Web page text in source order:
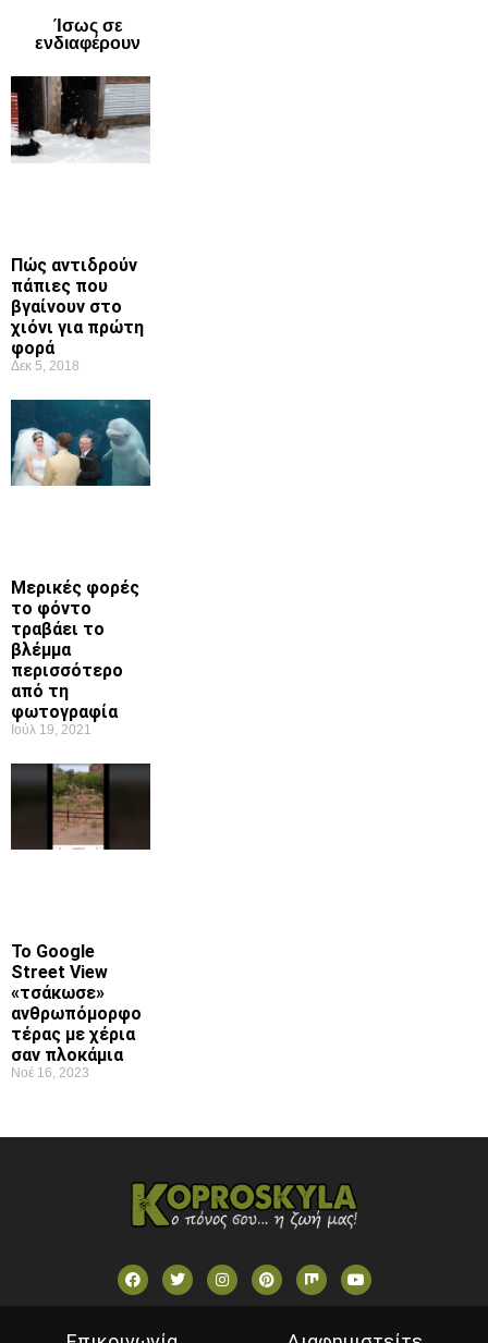
Ίσως σε
ενδιαφέρουν
Πώς αντιδρούν
πάπιες που
βγαίνουν στο
χιόνι για πρώτη
φορά
Δεκ 5, 2018
Μερικές φορές
το φόντο
τραβάει το
βλέμμα
περισσότερο
από τη
φωτογραφία
Ιούλ 19, 2021
Το Google
Street View
«τσάκωσε»
ανθρωπόμορφο
τέρας με χέρια
σαν πλοκάμια
Νοέ 16, 2023